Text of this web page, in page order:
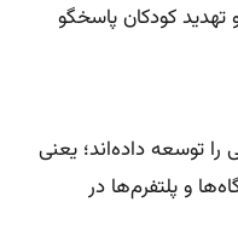
کودکان پاسخگو
توسعه داده‌اند؛ یعنی
و پلتفرم‌ها در